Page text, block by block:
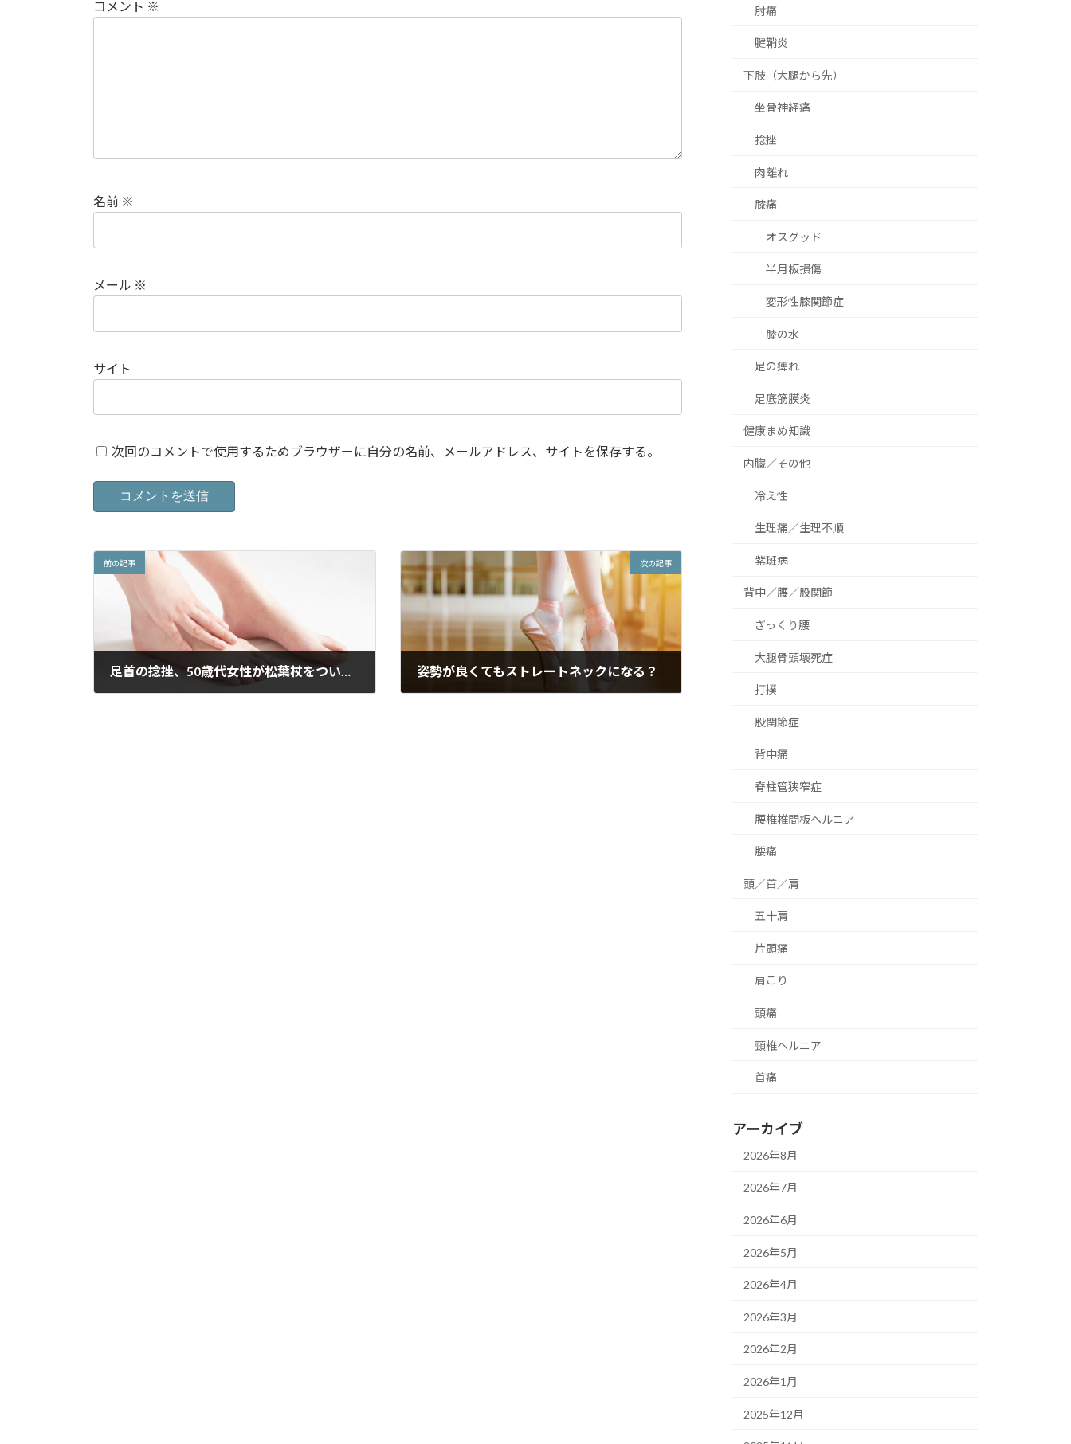
コメント ※
名前 ※
メール ※
サイト
次回のコメントで使用するためブラウザーに自分の名前、メールアドレス、サイトを保存する。
前の記事
足首の捻挫、50歳代女性が松葉杖をついてご来院
次の記事
姿勢が良くてもストレートネックになる？
肘痛
腱鞘炎
下肢（大腿から先）
坐骨神経痛
捻挫
肉離れ
膝痛
オスグッド
半月板損傷
変形性膝関節症
膝の水
足の痺れ
足底筋膜炎
健康まめ知識
内臓／その他
冷え性
生理痛／生理不順
紫斑病
背中／腰／股関節
ぎっくり腰
大腿骨頭壊死症
打撲
股関節症
背中痛
脊柱管狭窄症
腰椎椎間板ヘルニア
腰痛
頭／首／肩
五十肩
片頭痛
肩こり
頭痛
頸椎ヘルニア
首痛
アーカイブ
2026年8月
2026年7月
2026年6月
2026年5月
2026年4月
2026年3月
2026年2月
2026年1月
2025年12月